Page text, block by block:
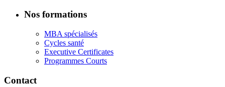
Nos formations
MBA spécialisés
Cycles santé
Executive Certificates
Programmes Courts
Contact